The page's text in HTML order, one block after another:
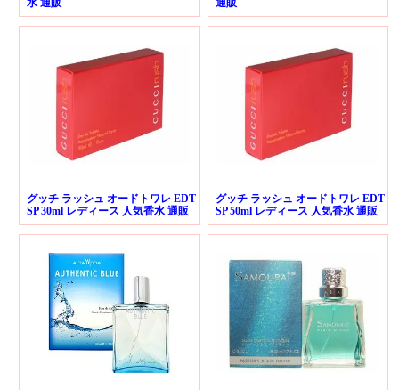
水 通販
通販
グッチ ラッシュ オードトワレ EDT
SP 30ml レディース 人気香水 通販
グッチ ラッシュ オードトワレ EDT
SP 50ml レディース 人気香水 通販